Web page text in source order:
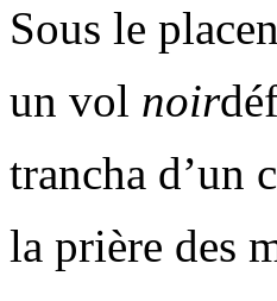
Sous le
un vol noir
trancha d’un
la prière des